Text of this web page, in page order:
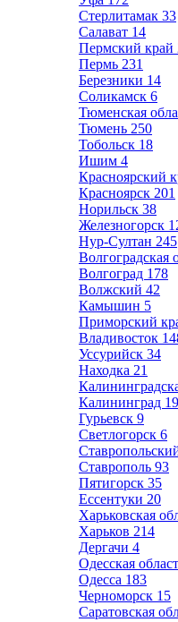
Стерлитамак 33
Салават 14
Пермский край
Пермь 231
Березники 14
Соликамск 6
Тюменская
Тюмень 250
Тобольск 18
Ишим 4
Красноярский
Красноярск 201
Норильск 38
Железногорск
Нур-Султан 245
Волгоградская
Волгоград 178
Волжский 42
Камышин 5
Приморский
Владивосток
Уссурийск 34
Находка 21
Калининград
Гурьевск 9
Светлогорск 6
Ставрополь 93
Пятигорск 35
Ессентуки 20
Харьковская
Харьков 214
Дергачи 4
Одесская
Одесса 183
Черноморск 15
Саратовская